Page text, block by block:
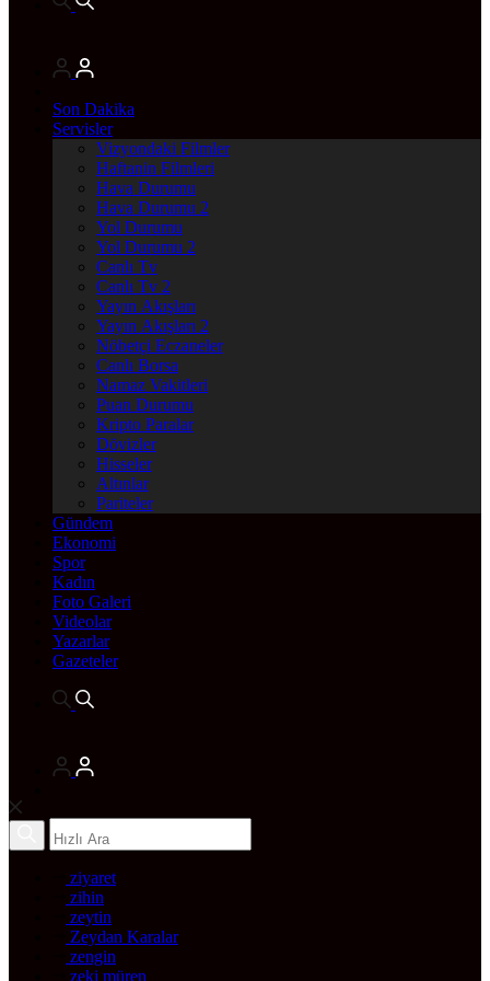
Son Dakika
Servisler
Vizyondaki Filmler
Haftanin Filmleri
Hava Durumu
Hava Durumu 2
Yol Durumu
Yol Durumu 2
Canlı Tv
Canlı Tv 2
Yayın Akışları
Yayın Akışları 2
Nöbetçi Eczaneler
Canlı Borsa
Namaz Vakitleri
Puan Durumu
Kripto Paralar
Dövizler
Hisseler
Altınlar
Pariteler
Gündem
Ekonomi
Spor
Kadın
Foto Galeri
Videolar
Yazarlar
Gazeteler
ziyaret
zihin
zeytin
Zeydan Karalar
zengin
zeki müren